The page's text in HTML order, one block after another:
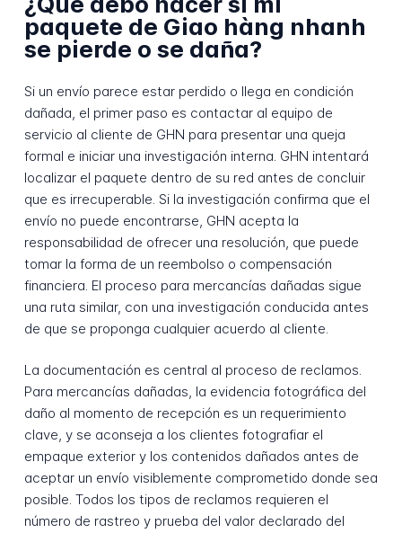
paquete de Giao hàng nhanh
se pierde o se daña?
Si un envío parece estar perdido o llega en condición
dañada, el primer paso es contactar al equipo de
servicio al cliente de GHN para presentar una queja
formal e iniciar una investigación interna. GHN intentará
localizar el paquete dentro de su red antes de concluir
que es irrecuperable. Si la investigación confirma que el
envío no puede encontrarse, GHN acepta la
responsabilidad de ofrecer una resolución, que puede
tomar la forma de un reembolso o compensación
financiera. El proceso para mercancías dañadas sigue
una ruta similar, con una investigación conducida antes
de que se proponga cualquier acuerdo al cliente.
La documentación es central al proceso de reclamos.
Para mercancías dañadas, la evidencia fotográfica del
daño al momento de recepción es un requerimiento
clave, y se aconseja a los clientes fotografiar el
empaque exterior y los contenidos dañados antes de
aceptar un envío visiblemente comprometido donde sea
posible. Todos los tipos de reclamos requieren el
número de rastreo y prueba del valor declarado del